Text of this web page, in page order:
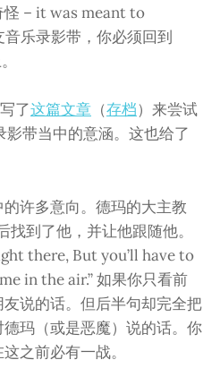
怪 – it was meant to
乐录影带，你必须回到
了这篇文章 （存档）来尝试
带当中的意涵。这也给了
许多意向。德玛的大主教
到了他，并让他跟随他。
there, But you’ll have to
in the air.” 如果你只看前
说的话。但后半句却完全把
玛（或是恶魔）说的话。你
之前必有一战。